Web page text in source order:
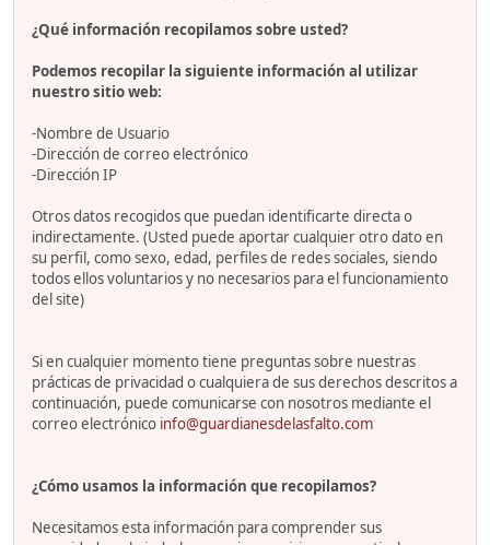
¿Qué información recopilamos sobre usted?
Podemos recopilar la siguiente información al utilizar
nuestro sitio web:
-Nombre de Usuario
-Dirección de correo electrónico
-Dirección IP
Otros datos recogidos que puedan identificarte directa o
indirectamente. (Usted puede aportar cualquier otro dato en
su perfil, como sexo, edad, perfiles de redes sociales, siendo
todos ellos voluntarios y no necesarios para el funcionamiento
del site)
Si en cualquier momento tiene preguntas sobre nuestras
prácticas de privacidad o cualquiera de sus derechos descritos a
continuación, puede comunicarse con nosotros mediante el
correo electrónico info@guardianesdelasfalto.com
¿Cómo usamos la información que recopilamos?
Necesitamos esta información para comprender sus